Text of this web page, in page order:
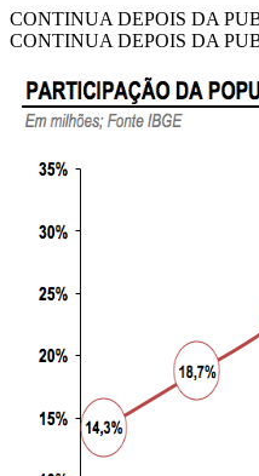
CONTINUA DEPOIS DA
CONTINUA DEPOIS DA